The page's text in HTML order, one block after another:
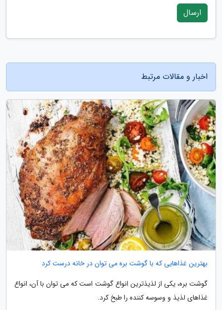
ارسال
اخبار و مقالات مرتبط
بهترین غذاهایی که با گوشت بره می توان در خانه درست کرد
گوشت بره، یکی از لذیذترین انواع گوشت است که می توان با آن، انواع
غذاهای لذیذ و وسوسه کننده را طبخ کرد.